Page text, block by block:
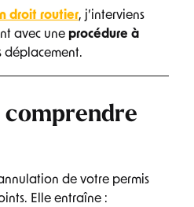
droit routier, j’interviens
avec une procédure à
déplacement.
de votre permis
Elle entraîne :